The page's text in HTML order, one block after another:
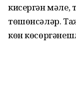
кисергән
төшөн­сәләр.
көн